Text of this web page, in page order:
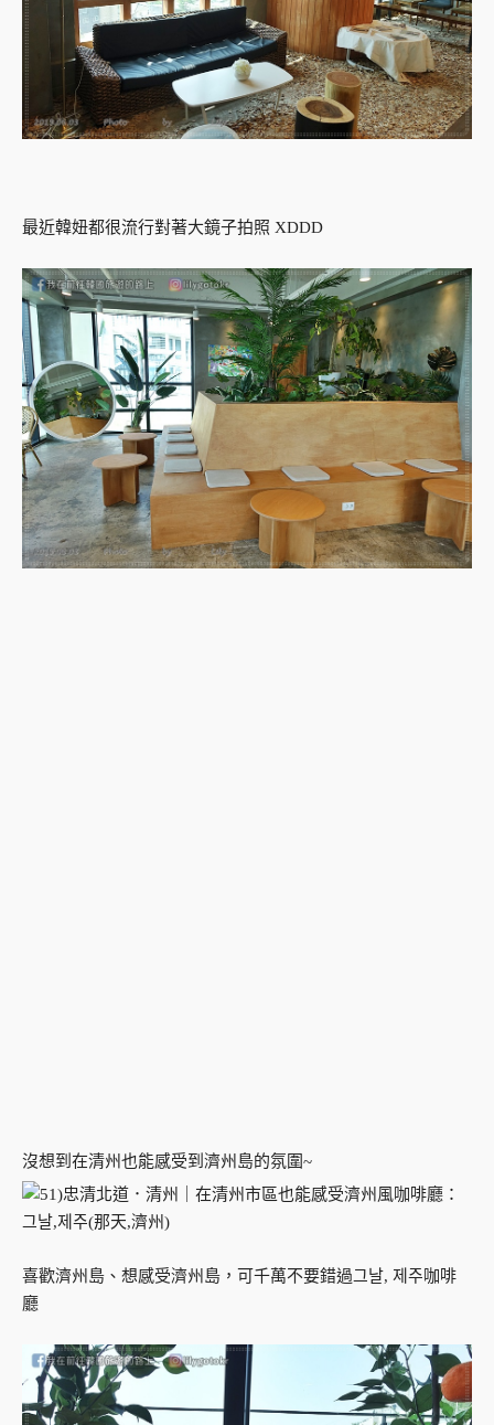
最近韓妞都很流行對著大鏡子拍照 XDDD
沒想到在清州也能感受到濟州島的氛圍~
喜歡濟州島、想感受濟州島，可千萬不要錯過그날, 제주咖啡
廳